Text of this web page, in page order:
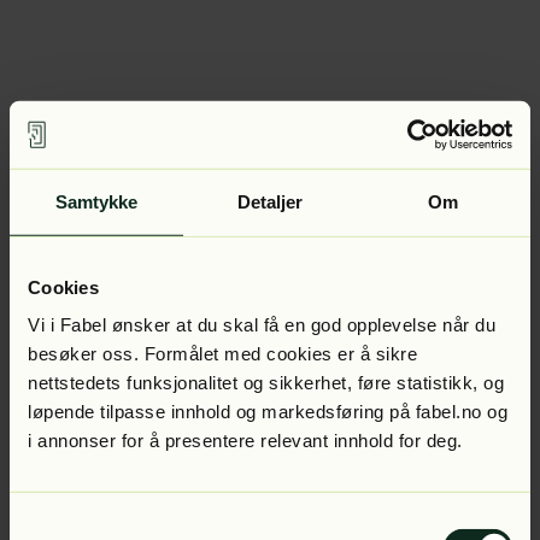
Samtykke Detaljer Om
Cookies
Vi i Fabel ønsker at du skal få en god opplevelse når du
besøker oss. Formålet med cookies er å sikre
nettstedets funksjonalitet og sikkerhet, føre statistikk, og
løpende tilpasse innhold og markedsføring på fabel.no og
i annonser for å presentere relevant innhold for deg.